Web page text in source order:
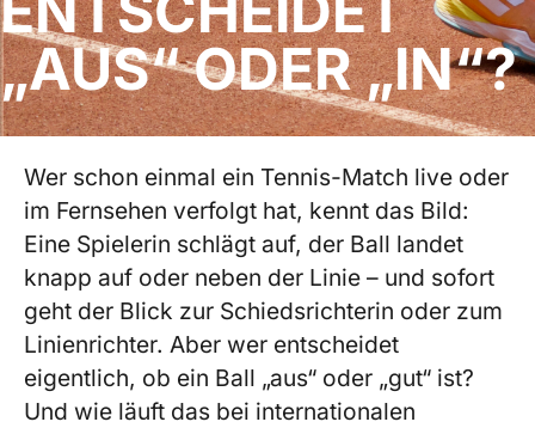
„AUS“ ODER „IN“?
Wer schon einmal ein Tennis-Match live oder
im Fernsehen verfolgt hat, kennt das Bild:
Eine Spielerin schlägt auf, der Ball landet
knapp auf oder neben der Linie – und sofort
geht der Blick zur Schiedsrichterin oder zum
Linienrichter. Aber wer entscheidet
eigentlich, ob ein Ball „aus“ oder „gut“ ist?
Und wie läuft das bei internationalen